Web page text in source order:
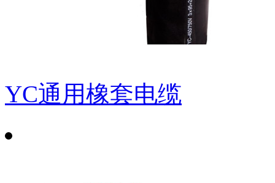
YC通用橡套电缆